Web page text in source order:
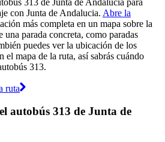
con Junta de Andalucia. Abre la
más completa en un mapa sobre la
una parada concreta, como paradas
puedes ver la ubicación de los
el mapa de la ruta, así sabrás cuándo
313.
ruta
autobús 313 de Junta de